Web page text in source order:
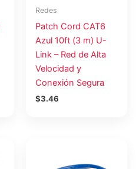
Redes
Patch Cord CAT6
Azul 10ft (3 m) U-
Link – Red de Alta
Velocidad y
Conexión Segura
$3.46